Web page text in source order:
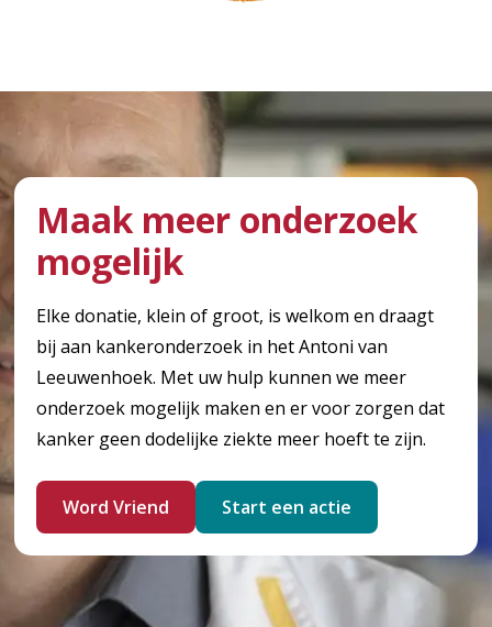
Maak meer onderzoek
mogelijk
Elke donatie, klein of groot, is welkom en draagt
bij aan kankeronderzoek in het Antoni van
Leeuwenhoek. Met uw hulp kunnen we meer
onderzoek mogelijk maken en er voor zorgen dat
kanker geen dodelijke ziekte meer hoeft te zijn.
Word Vriend Start een actie